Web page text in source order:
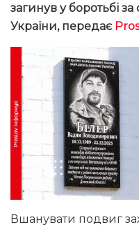
загинув у боротьбі
України, передає
Вшанувати подвиг